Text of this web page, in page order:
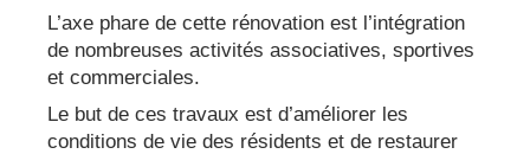
L’axe phare de cette rénovation est l’intégration
de nombreuses activités associatives, sportives
et commerciales.
Le but de ces travaux est d’améliorer les
conditions de vie des résidents et de restaurer